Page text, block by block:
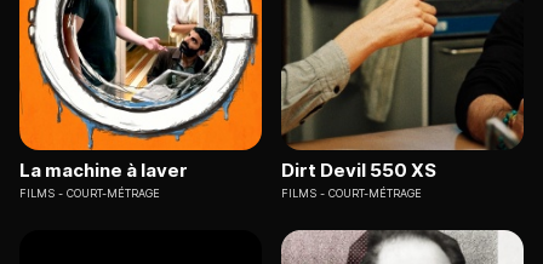
La machine à laver
FILMS COURT-MÉTRAGE
Dirt Devil 550 XS
FILMS COURT-MÉTRAGE